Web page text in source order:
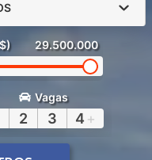
29.500.000
Vagas
2 3 4 +